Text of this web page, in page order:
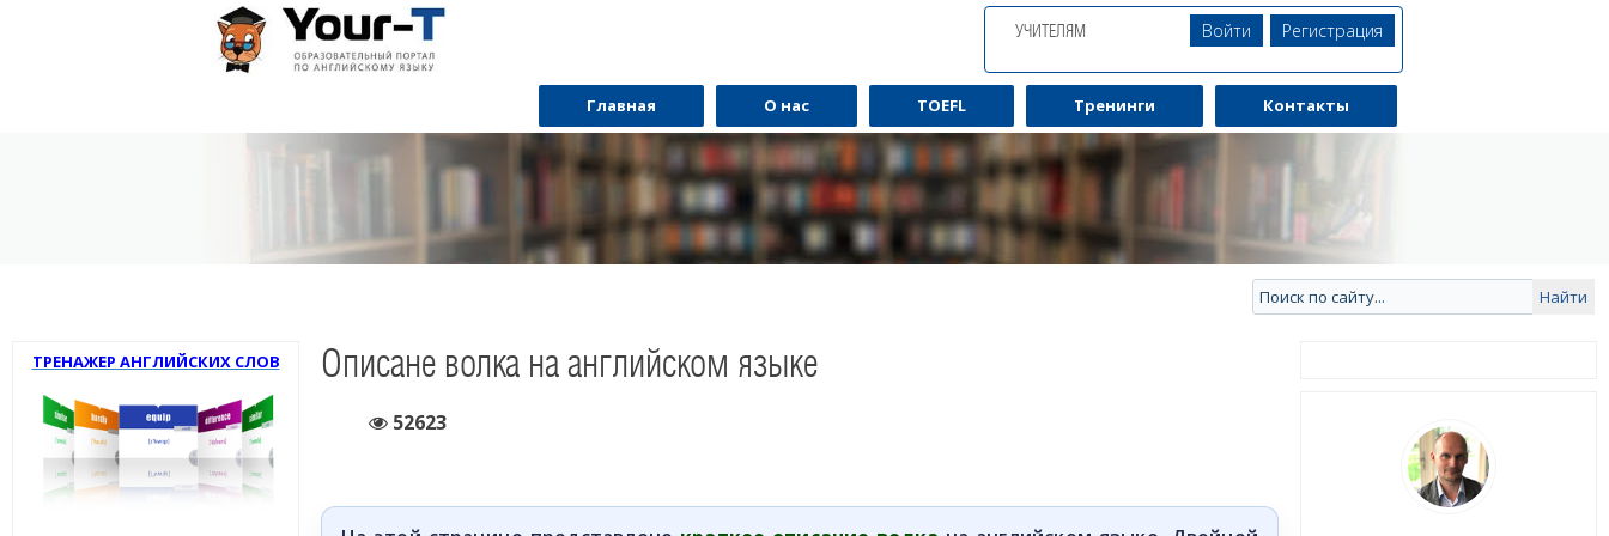
УЧИТЕЛЯМ Войти Регистрация
Главная О нас TOEFL Тренинги Контакты
ТРЕНАЖЕР АНГЛИЙСКИХ СЛОВ Описане волка на английском языке
52623